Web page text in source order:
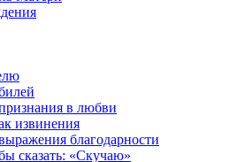
в любви
извинения
благодарности
сказать: «Скучаю»